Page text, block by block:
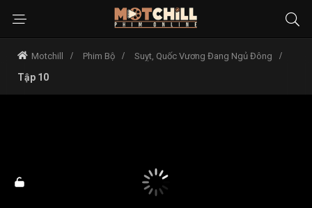
Motchill Phim Bộ Suỵt, Quốc Vương Đang Ngủ Đông
Tập 10